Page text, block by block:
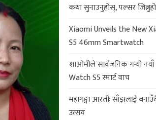
कथा सुनाउनुहोस्, पल्सर
Xiaomi Unveils the New
S5 46mm Smartwatch
शाओमीले सार्वजनिक गर्‍यो
Watch S5 स्मार्ट वाच
महागङ्गा आरतीः साँझलाई
उत्सव